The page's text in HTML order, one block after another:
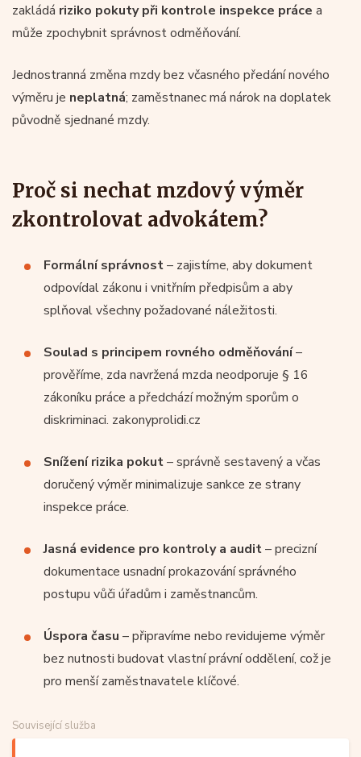
zakládá riziko pokuty při kontrole inspekce práce a
může zpochybnit správnost odměňování.
Jednostranná změna mzdy bez včasného předání nového
výměru je neplatná; zaměstnanec má nárok na doplatek
původně sjednané mzdy.
Proč si nechat mzdový výměr
zkontrolovat advokátem?
Formální správnost– zajistíme, aby dokument
odpovídal zákonu i vnitřním předpisům a aby
splňoval všechny požadované náležitosti.
Soulad s principem rovného odměňování–
prověříme, zda navržená mzda neodporuje § 16
zákoníku práce a předchází možným sporům o
diskriminaci. zakonyprolidi.cz
Snížení rizika pokut– správně sestavený a včas
doručený výměr minimalizuje sankce ze strany
inspekce práce.
Jasná evidence pro kontroly a audit– precizní
dokumentace usnadní prokazování správného
postupu vůči úřadům i zaměstnancům.
Úspora času – připravíme nebo revidujeme výměr
bez nutnosti budovat vlastní právní oddělení, což je
pro menší zaměstnavatele klíčové.
Související služba